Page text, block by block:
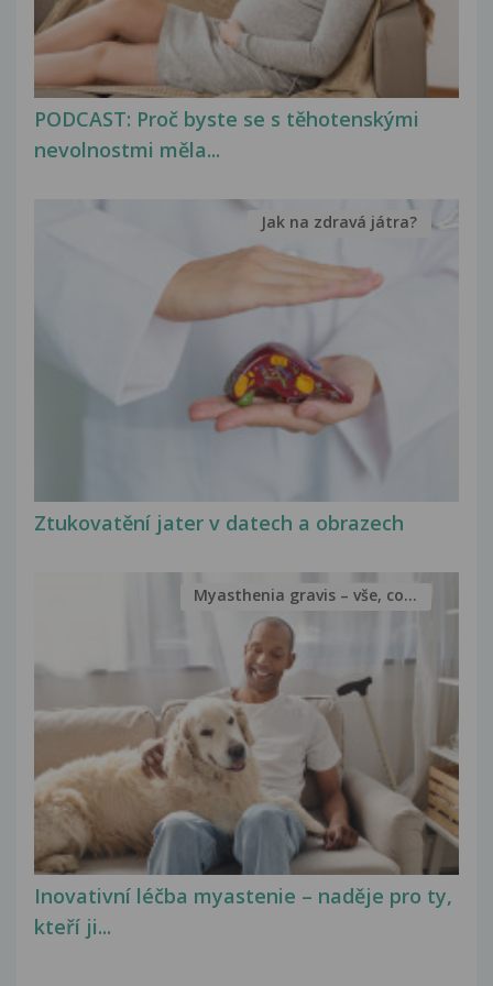
PODCAST: Proč byste se s těhotenskými
nevolnostmi měla...
Ztukovatění jater v datech a obrazech
Jak na zdravá játra?
Inovativní léčba myastenie – naděje pro ty,
kteří ji...
Myasthenia gravis – vše, co...